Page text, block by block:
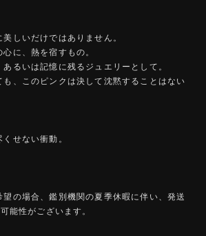
しいだけではありません。
に、熱を宿すもの。
るいは記憶に残るジュエリーとして。
も、このピンクは決して沈黙することはない
せない衝動。
の場合、鑑別機関の夏季休暇に伴い、発送
能性がございます。